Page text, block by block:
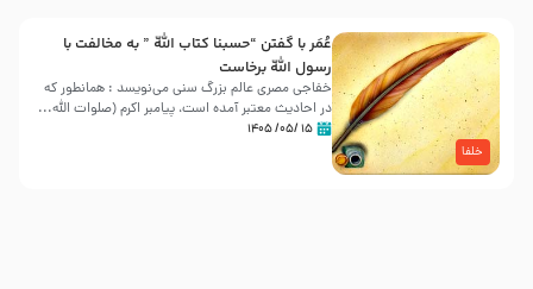
خلفا
عُمَر با گفتن “حسبنا كتاب اللّه ” به مخالفت با
رسول اللّه برخاست
خفاجی مصری عالم بزرگ سنی می‌نویسد : همانطور که
در احادیث معتبر آمده است، پیامبر اکرم (صلوات اللّه...
۱۵ /۰۵/ ۱۴۰۵